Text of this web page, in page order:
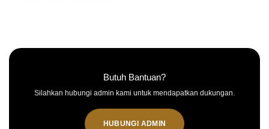
Butuh Bantuan?
Silahkan hubungi admin kami untuk mendapatkan dukungan.
HUBUNGI ADMIN